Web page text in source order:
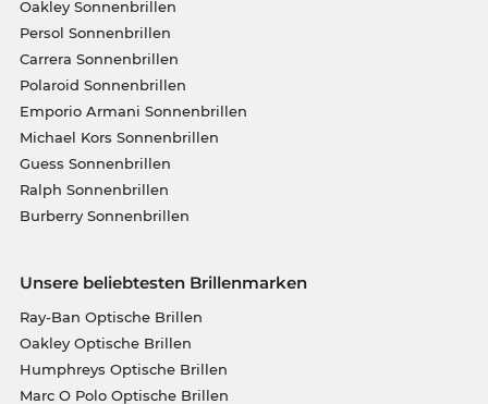
Oakley Sonnenbrillen
Persol Sonnenbrillen
Carrera Sonnenbrillen
Polaroid Sonnenbrillen
Emporio Armani Sonnenbrillen
Michael Kors Sonnenbrillen
Guess Sonnenbrillen
Ralph Sonnenbrillen
Burberry Sonnenbrillen
Unsere beliebtesten Brillenmarken
Ray-Ban Optische Brillen
Oakley Optische Brillen
Humphreys Optische Brillen
Marc O Polo Optische Brillen